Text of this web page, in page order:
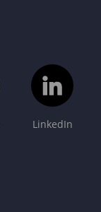
LinkedIn